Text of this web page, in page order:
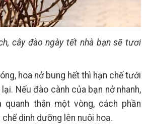
cây đào ngày tết nhà bạn sẽ tươi
hoa nở bung hết thì hạn chế tưới
Nếu đào cành của bạn nở nhanh,
quanh thân một vòng, cách phần
dinh dưỡng lên nuôi hoa.